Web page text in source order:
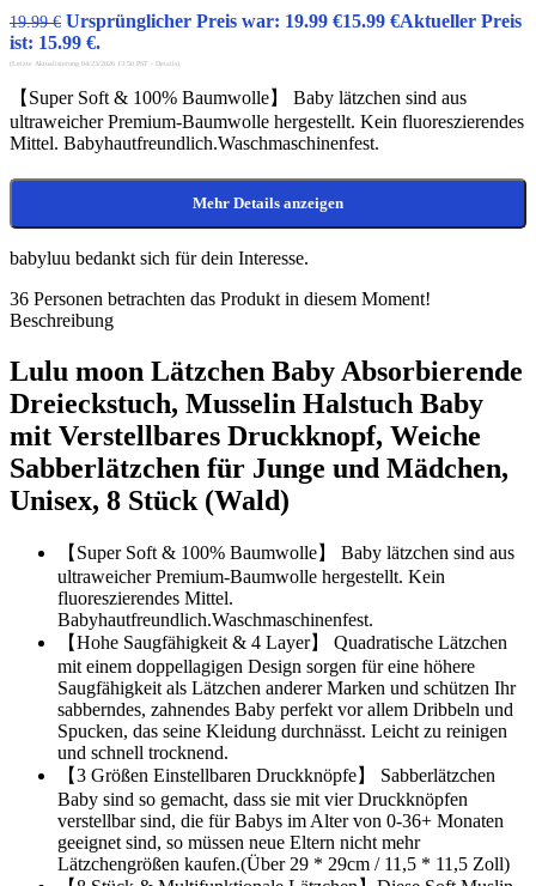
19.99€ Ursprünglicher Preis war: 19.99 €15.99 €Aktueller Preis
ist: 15.99 €.
(Letzte Aktualisierung 04/23/2026 13:50 PST - Details)
【Super Soft & 100% Baumwolle】 Baby lätzchen sind aus
ultraweicher Premium-Baumwolle hergestellt. Kein fluoreszierendes
Mittel. Babyhautfreundlich.Waschmaschinenfest.
Mehr Details anzeigen
babyluu bedankt sich für dein Interesse.
36 Personen betrachten das Produkt in diesem Moment!
Beschreibung
Lulu moon Lätzchen Baby Absorbierende
Dreieckstuch, Musselin Halstuch Baby
mit Verstellbares Druckknopf, Weiche
Sabberlätzchen für Junge und Mädchen,
Unisex, 8 Stück (Wald)
【Super Soft & 100% Baumwolle】 Baby lätzchen sind aus
ultraweicher Premium-Baumwolle hergestellt. Kein
fluoreszierendes Mittel.
Babyhautfreundlich.Waschmaschinenfest.
【Hohe Saugfähigkeit & 4 Layer】 Quadratische Lätzchen
mit einem doppellagigen Design sorgen für eine höhere
Saugfähigkeit als Lätzchen anderer Marken und schützen Ihr
sabberndes, zahnendes Baby perfekt vor allem Dribbeln und
Spucken, das seine Kleidung durchnässt. Leicht zu reinigen
und schnell trocknend.
【3 Größen Einstellbaren Druckknöpfe】 Sabberlätzchen
Baby sind so gemacht, dass sie mit vier Druckknöpfen
verstellbar sind, die für Babys im Alter von 0-36+ Monaten
geeignet sind, so müssen neue Eltern nicht mehr
Lätzchengrößen kaufen.(Über 29 * 29cm / 11,5 * 11,5 Zoll)